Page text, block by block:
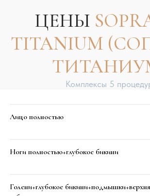
Лицо полностью
Ноги полностью+глубокое бикини
Голени+глубокое